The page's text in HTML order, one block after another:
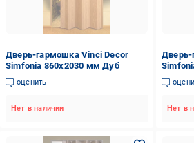
Дверь-гармошка Vinci Decor
Simfonia 860x2030 мм Дуб
оценить
Нет в наличии
Дверь-
Нет в